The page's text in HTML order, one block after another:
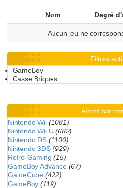
Nom Degré
Aucun jeu ne
Filtres
GameBoy
Casse Briques
Filtrer par
Nintendo Wii (1081)
Nintendo Wii U (682)
Nintendo DS (1100)
Nintendo 3DS (929)
Retro-Gaming (15)
GameBoy Advance (67)
GameCube (422)
GameBoy (119)